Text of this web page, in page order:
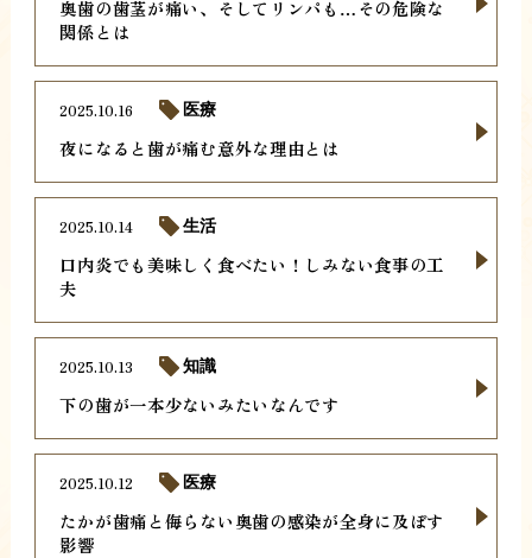
奥歯の歯茎が痛い、そしてリンパも…その危険な
関係とは
夜になると歯が痛む意外な理由とは
2025.10.16 医療
口内炎でも美味しく食べたい！しみない食事の工
夫
2025.10.14 生活
下の歯が一本少ないみたいなんです
2025.10.13 知識
たかが歯痛と侮らない奥歯の感染が全身に及ぼす
影響
2025.10.12 医療